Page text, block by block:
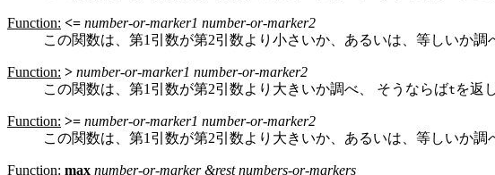
Function: <= number-or-marker1 number-or-marker2
この関数は、第1引数が第2引数より小さいか、あるいは、等しいか調
Function: > number-or-marker1 number-or-marker2
この関数は、第1引数が第2引数より大きいか調べ、 そうならばt を返
Function: >= number-or-marker1 number-or-marker2
この関数は、第1引数が第2引数より大きいか、あるいは、等しいか調
Function: max number-or-marker &rest numbers-or-markers